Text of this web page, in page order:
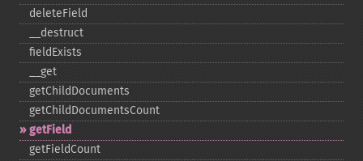
deleteField
_​_​destruct
fieldExists
_​_​get
getChildDocuments
getChildDocumentsCount
getField
getFieldCount